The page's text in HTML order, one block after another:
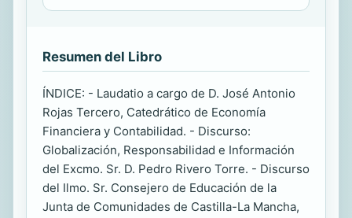
Resumen del Libro
ÍNDICE: - Laudatio a cargo de D. José Antonio
Rojas Tercero, Catedrático de Economía
Financiera y Contabilidad. - Discurso:
Globalización, Responsabilidad e Información
del Excmo. Sr. D. Pedro Rivero Torre. - Discurso
del Ilmo. Sr. Consejero de Educación de la
Junta de Comunidades de Castilla-La Mancha,